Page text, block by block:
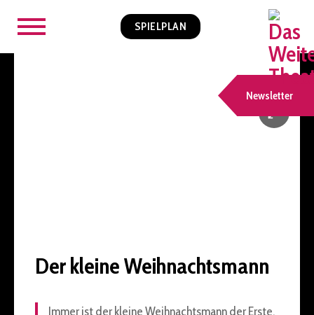
SPIELPLAN
Newsletter
Der kleine Weihnachtsmann
Immer ist der kleine Weihnachtsmann der Erste,